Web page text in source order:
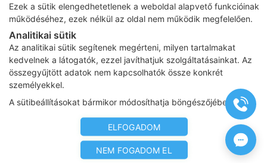
Ezek a sütik elengedhetetlenek a weboldal alapvető funkcióinak
működéséhez, ezek nélkül az oldal nem működik megfelelően.
Analitikai sütik
Az analitikai sütik segítenek megérteni, milyen tartalmakat
kedvelnek a látogatók, ezzel javíthatjuk szolgáltatásainkat. Az
összegyűjtött adatok nem kapcsolhatók össze konkrét
személyekkel.
A sütibeállításokat bármikor módosíthatja böngészőjében.
ELFOGADOM
NEM FOGADOM EL
Karrier
Az oldalon feltüntetett árak az ÁFÁ-t tartalmazzák!
A képek a Shutterstock.com és a Canva.com
licence alapján
kerültek felhasználásra.
Copyright 2026 © Prima Medica Egészségközpontok . Minden jog
Designed by www.free-dimension.hu , Programed by Appon &
György Nándor